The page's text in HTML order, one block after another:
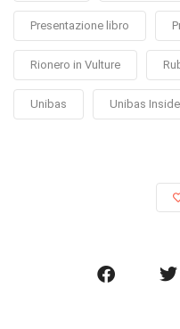
Presentazione libro
Rionero in Vulture
Unibas Unibas Inside